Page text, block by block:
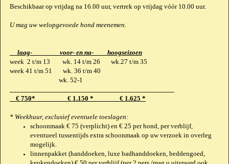
Beschikbaar op vrijdag na 16.00 uur, vertrek op vrijdag vóór 10.00 uur.
U mag uw welopgevoede hond meenemen.
laag- voor- en na- hoogseizoen
week 2 t/m 13 wk. 14 t/m 26 wk.27 t/m 35
week 41 t/m 51 wk. 36 t/m 40
wk. 52-1
€ 750* € 1.150 * € 1.625 *
* Weekhuur, exclusief eventuele toeslagen:
schoonmaak € 75 (verplicht) en € 25 per hond, per verblijf,
eventueel tussentijds extra schoonmaak op uw verzoek in overleg
mogelijk.
linnenpakket (handdoeken, luxe badhanddoeken, beddengoed,